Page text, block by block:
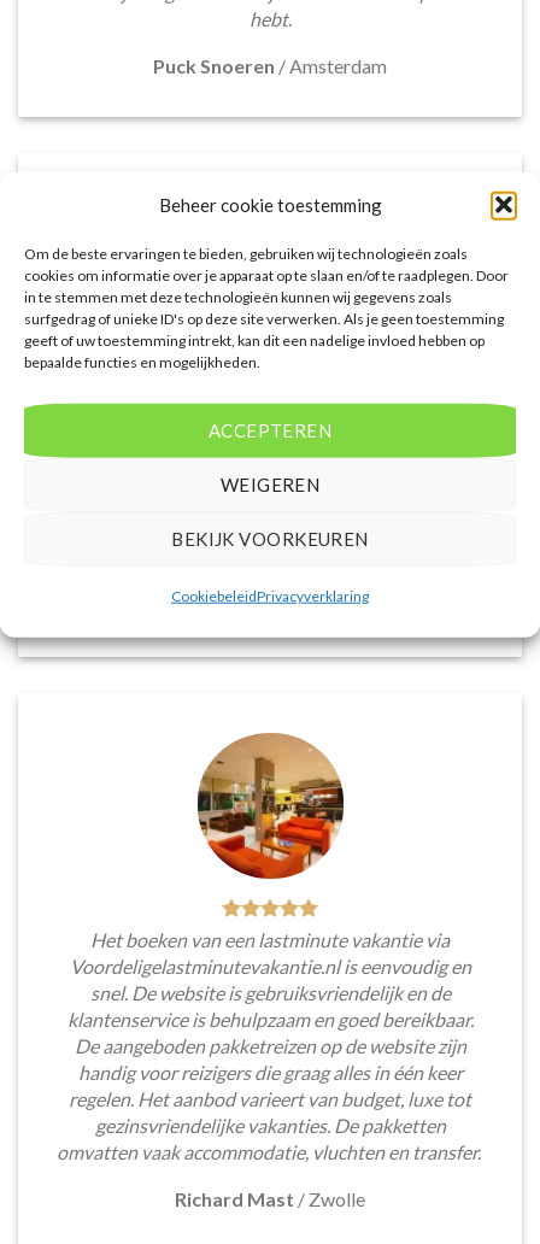
Beheer cookie toestemming
Om de beste ervaringen te bieden, gebruiken wij technologieën zoals
cookies om informatie over je apparaat op te slaan en/of te raadplegen. Door
in te stemmen met deze technologieën kunnen wij gegevens zoals
surfgedrag of unieke ID's op deze site verwerken. Als je geen toestemming
geeft of uw toestemming intrekt, kan dit een nadelige invloed hebben op
bepaalde functies en mogelijkheden.
ACCEPTEREN
WEIGEREN
BEKIJK VOORKEUREN
CookiebeleidPrivacyverklaring
hebt.
Puck Snoeren /Amsterdam
Het aanbod van accommodaties op
voordeligelastminutevakantie.nl is erg goed. Van
luxe resorts tot budgetvriendelijke hotels, de site
biedt een breed scala aan opties. De handige
accommodaties te vinden die aansluiten bij mijn
Tim Beukers/Tilburg
Het boeken van een lastminute vakantie via
Voordeligelastminutevakantie.nl is eenvoudig en
snel. De website is gebruiksvriendelijk en de
klantenservice is behulpzaam en goed bereikbaar.
De aangeboden pakketreizen op de website zijn
handig voor reizigers die graag alles in één keer
regelen. Het aanbod varieert van budget, luxe tot
gezinsvriendelijke vakanties. De pakketten
omvatten vaak accommodatie, vluchten en transfer.
Richard Mast / Zwolle